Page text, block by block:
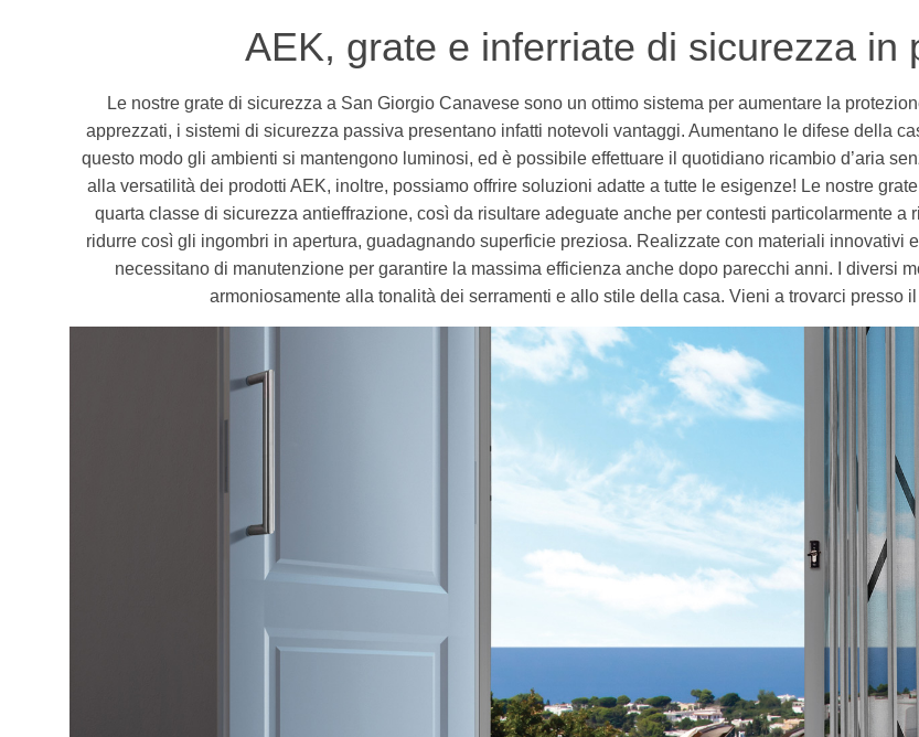
AEK, grate e inferriate di sicurezza in
Le nostre grate di sicurezza a San Giorgio Canavese sono un ottimo sistema per aumentare la
apprezzati, i sistemi di sicurezza passiva presentano infatti notevoli vantaggi. Aumentano le difese della
questo modo gli ambienti si mantengono luminosi, ed è possibile effettuare il quotidiano ricambio d’aria
alla versatilità dei prodotti AEK, inoltre, possiamo offrire soluzioni adatte a tutte le esigenze! Le nostre
quarta classe di sicurezza antieffrazione, così da risultare adeguate anche per contesti particolarmente
ridurre così gli ingombri in apertura, guadagnando superficie preziosa. Realizzate con materiali innovativi
necessitano di manutenzione per garantire la massima efficienza anche dopo parecchi anni. I diversi
armoniosamente alla tonalità dei serramenti e allo stile della casa. Vieni a trovarci presso